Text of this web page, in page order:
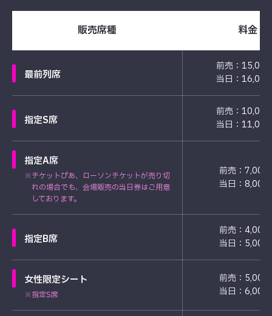
販売席種 料金
最前列席
前売：
当日：
指定S席
前売：
当日：
指定A席
※チケットぴあ、ローソンチケットが売り切
れの場合でも、会場販売の当日券はご用意
しております。
前売：7,000
当日：8,000
指定B席
前売：4,000
当日：5,000
女性限定シート
※指定S席
前売：5,000
当日：6,000